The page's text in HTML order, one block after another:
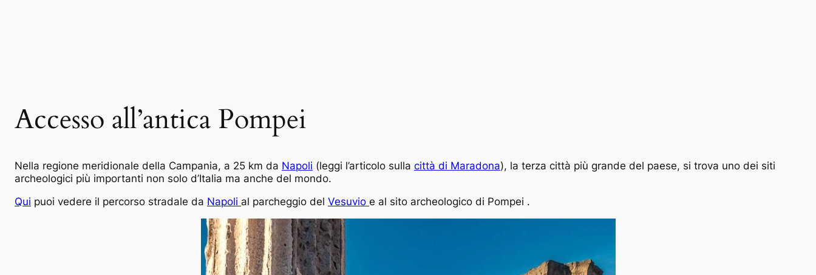
Accesso all’antica Pompei
Nella regione meridionale della Campania, a 25 km da Napoli (leggi l’articolo sulla città di Maradona), la terza città più grande del paese, si trova uno dei siti
archeologici più importanti non solo d’Italia ma anche del mondo.
Qui puoi vedere il percorso stradale da Napoli al parcheggio del Vesuvio e al sito archeologico di Pompei .